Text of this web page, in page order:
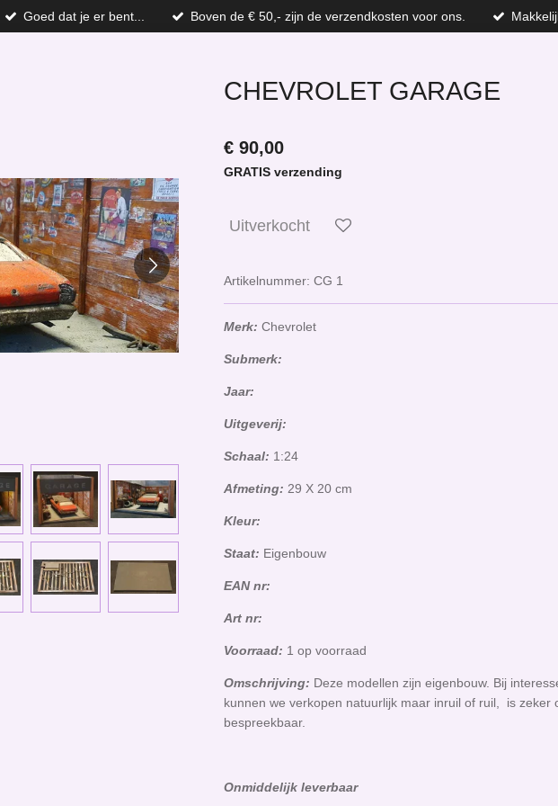
Goed dat je er bent... Boven de € 50,- zijn de verzendkosten voor ons.
CHEVROLET GARAGE
€ 90,00
GRATIS verzending
Uitverkocht
Artikelnummer: CG 1
Merk: Chevrolet
Submerk:
Jaar:
Uitgeverij:
Schaal: 1:24
Afmeting: 29 X 20 cm
Kleur:
Staat: Eigenbouw
EAN nr:
Art nr:
Voorraad: 1 op voorraad
Omschrijving: Deze modellen zijn eigenbouw. Bij
kunnen we verkopen natuurlijk maar inruil of ruil, is zeker
bespreekbaar.
Onmiddelijk leverbaar